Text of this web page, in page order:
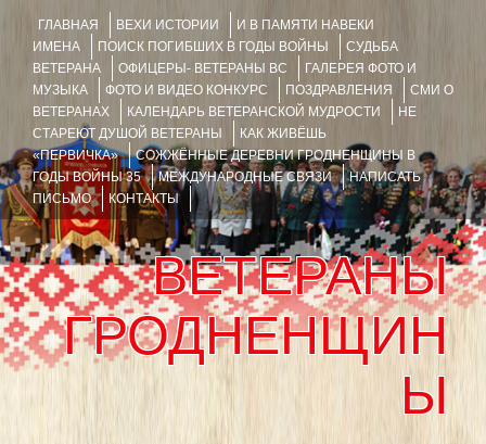
ГЛАВНАЯ ВЕХИ ИСТОРИИ
И В ПАМЯТИ НАВЕКИ
ИМЕНА
ПОИСК ПОГИБШИХ В ГОДЫ ВОЙНЫ
СУДЬБА
ВЕТЕРАНА
ОФИЦЕРЫ- ВЕТЕРАНЫ ВС
ГАЛЕРЕЯ ФОТО И
МУЗЫКА
ФОТО И ВИДЕО КОНКУРС ПОЗДРАВЛЕНИЯ
СМИ О
ВЕТЕРАНАХ
КАЛЕНДАРЬ ВЕТЕРАНСКОЙ МУДРОСТИ
НЕ
СТАРЕЮТ ДУШОЙ ВЕТЕРАНЫ
КАК ЖИВЁШЬ
«ПЕРВИЧКА»
СОЖЖЁННЫЕ ДЕРЕВНИ ГРОДНЕНЩИНЫ В
ГОДЫ ВОЙНЫ 35
МЕЖДУНАРОДНЫЕ СВЯЗИ
НАПИСАТЬ
ПИСЬМО
КОНТАКТЫ
ВЕТЕРАНЫ
ГРОДНЕНЩИН
Ы